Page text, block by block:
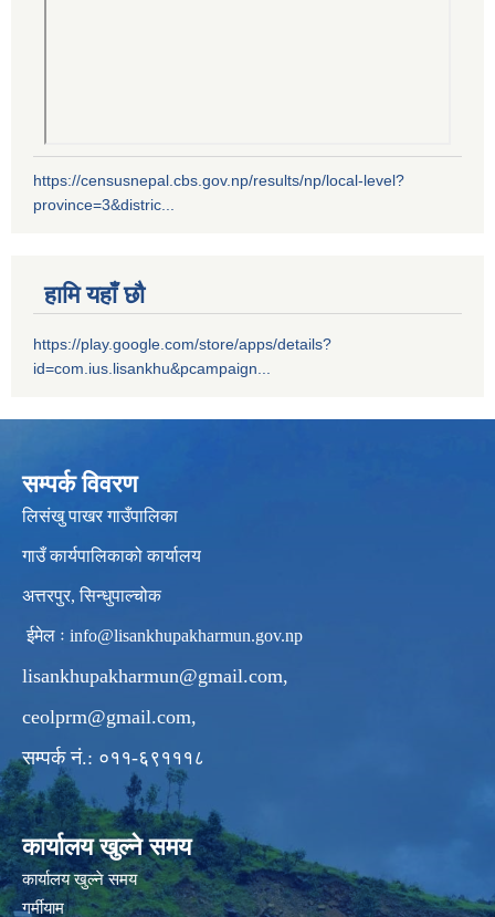
https://censusnepal.cbs.gov.np/results/np/local-level?
province=3&distric...
हामि यहाँ छौ
https://play.google.com/store/apps/details?
id=com.ius.lisankhu&pcampaign...
सम्पर्क विवरण
लिसंखु पाखर गाउँपालिका
गाउँ कार्यपालिकाको कार्यालय
अत्तरपुर, सिन्धुपाल्चोक
ईमेल ः info@lisankhupakharmun.gov.np
lisankhupakharmun@gmail.com,
ceolprm@gmail.com,
सम्पर्क नं.: ०११-६९१११८
कार्यालय खुल्ने समय
कार्यालय खुल्ने समय
गर्मीयाम